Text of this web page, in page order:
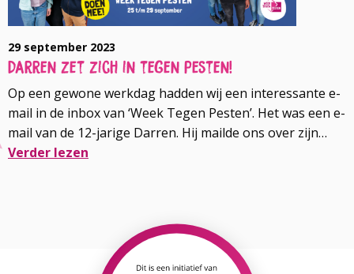
29 september 2023
Darren zet zich in tegen pesten!
Op een gewone werkdag hadden wij een interessante e-
mail in de inbox van ‘Week Tegen Pesten’. Het was een e-
mail van de 12-jarige Darren. Hij mailde ons over zijn
eigen ervaring met pesten en hoe vastbesloten hij
Verder lezen